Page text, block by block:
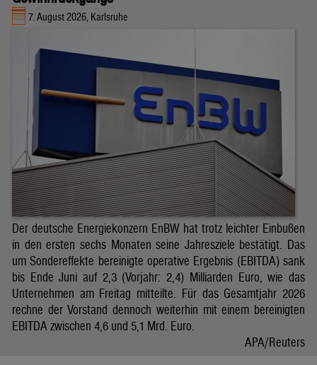
7. August 2026, Karlsruhe
Der deutsche Energiekonzern EnBW hat trotz leichter Einbußen
in den ersten sechs Monaten seine Jahresziele bestätigt. Das
um Sondereffekte bereinigte operative Ergebnis (EBITDA) sank
bis Ende Juni auf 2,3 (Vorjahr: 2,4) Milliarden Euro, wie das
Unternehmen am Freitag mitteilte. Für das Gesamtjahr 2026
rechne der Vorstand dennoch weiterhin mit einem bereinigten
EBITDA zwischen 4,6 und 5,1 Mrd. Euro.
APA/Reuters